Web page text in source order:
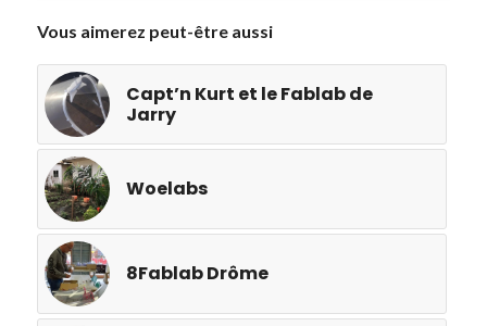
Vous aimerez peut-être aussi
Capt’n Kurt et le Fablab de
Jarry
Woelabs
8Fablab Drôme